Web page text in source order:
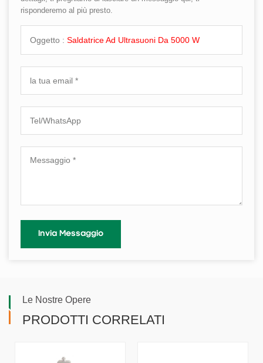
risponderemo al più presto.
Oggetto : Saldatrice Ad Ultrasuoni Da 5000 W
Le Nostre Opere
PRODOTTI CORRELATI